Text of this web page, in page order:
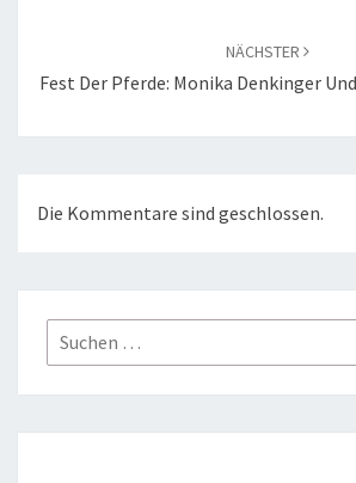
NÄCHSTER
Fest Der Pferde: Monika Denkinger
Die Kommentare sind geschlossen.
Suchen
nach: